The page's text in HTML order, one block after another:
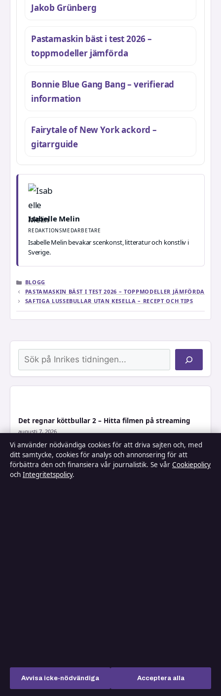
Jakob Grünberg
Pastamaskin bäst i test 2026 –
toppmodeller jämförda
Bonnie Blue Gang Bang – verifierad
information
Fairytale of New York ackord –
gitarrguide
Isabelle Melin
REDAKTIONSMEDARBETARE
Isabelle Melin bevakar scenkonst, litteratur och konstliv i
Sverige.
KATEGORIER
BLOGG
PASTAMASKIN BÄST I TEST 2026 – TOPPMODELLER JÄMFÖRDA
SAFTIGA LUSSEBULLAR UTAN KESELLA – RECEPT OCH TIPS
Sök
Det regnar köttbullar 2 – Hitta filmen på streaming
augusti 7, 2026
Har falang 2 bokstäver? – Korsordssvar och anatomi
augusti 6, 2026
Vad kostar det att bygga hus själv? Priser 2025
Vi använder nödvändiga cookies för att driva sajten och, med
ditt samtycke, cookies för analys och annonsering för att
förbättra den och finansiera vår journalistik. Se vår Cookiepolicy
och Integritetspolicy.
Avvisa icke-nödvändiga Acceptera alla